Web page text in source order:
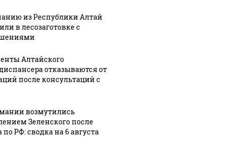
В Алтайском
крае
мужчины,
упавшего в
Катунь с
из Республики Алтай
в лесозаготовке с
Алтайского
отказываются от
после консультаций с
возмутились
Зеленского после
по РФ: сводка на 6 августа